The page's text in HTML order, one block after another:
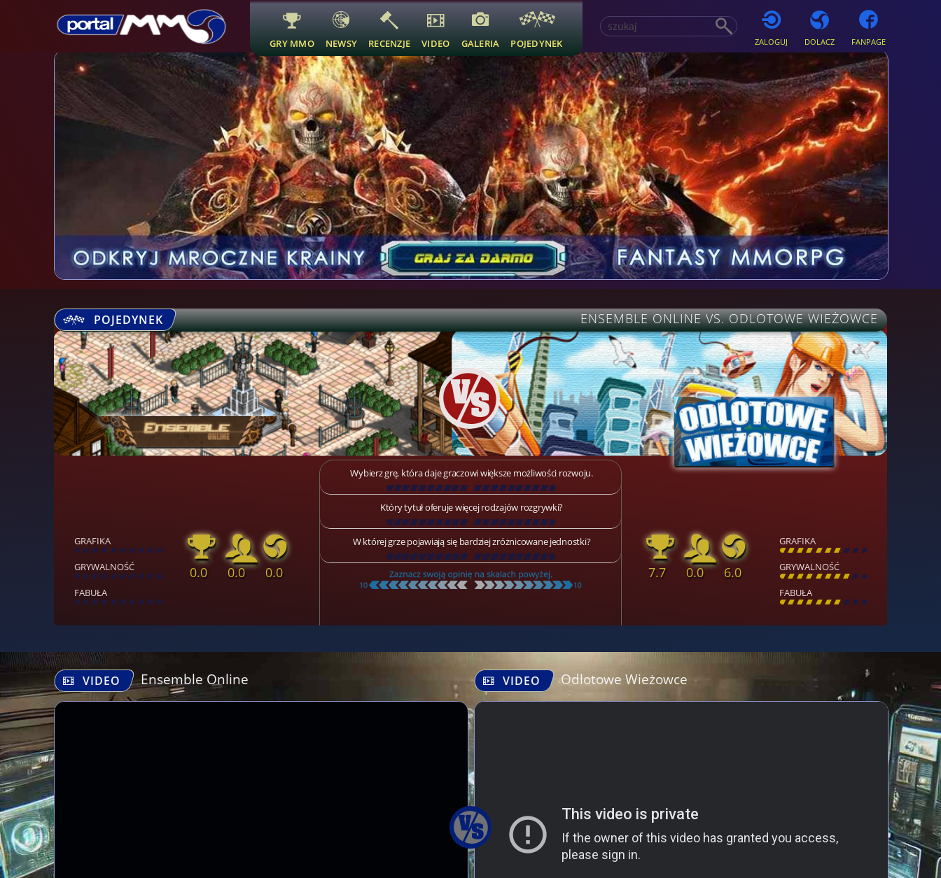
GRY MMO NEWSY RECENZJE VIDEO GALERIA POJEDYNEK ZALOGUJ DOLACZ FANPAGE
POJEDYNEK ENSEMBLE ONLINE VS. ODLOTOWE WIEŻOWCE
GRAFIKA
[ \ \ \ \ \ \ \ \ ]
GRYWALNOŚĆ
[ \ \ \ \ \ \ \ \ ]
FABUŁA
[ \ \ \ \ \ \ \ \ ]
0.0 0.0 0.0
Wybierz grę, która daje graczowi większe możliwości rozwoju.
[\\\\\\\\\ \\\\\\\\\]
Który tytuł oferuje więcej rodzajów rozgrywki?
[\\\\\\\\\ \\\\\\\\\]
W której grze pojawiają się bardziej zróżnicowane jednostki?
[\\\\\\\\\ \\\\\\\\\]
GRAFIKA
[ \ \ \ \ \ \ \ \ ]
GRYWALNOŚĆ
[ \ \ \ \ \ \ \ \ ]
FABUŁA
[ \ \ \ \ \ \ \ \ ]
7.7 0.0 6.0
VIDEO Ensemble Online VIDEO Odlotowe Wieżowce